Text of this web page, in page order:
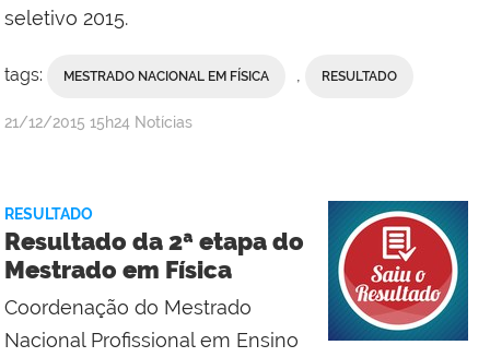
seletivo 2015.
tags: MESTRADO NACIONAL EM FÍSICA , RESULTADO
por
publicado
21/12/2015 15h24 Notícias
RESULTADO
Resultado da 2ª etapa do
Mestrado em Física
Coordenação do Mestrado
Nacional Profissional em Ensino